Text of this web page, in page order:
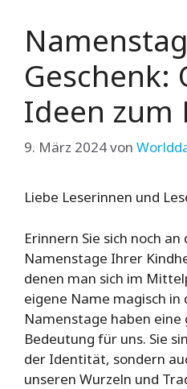
Namenstag
Geschenk:
Ideen zum
9. März 2024von
Liebe Leserinnen und
Erinnern Sie sich noch
Namenstage Ihrer
denen man sich im
eigene Name magisch in
Namenstage haben eine
Bedeutung für uns. Sie
der Identität, sondern
unseren Wurzeln und